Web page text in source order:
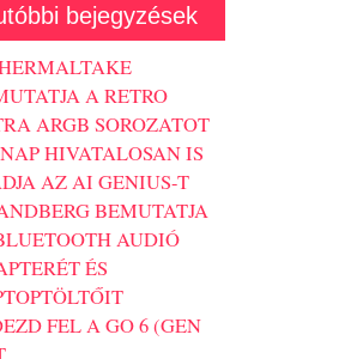
bejegyzések
A RETRO
ARGB SOROZATOT
HIVATALOSAN IS
AZ AI GENIUS-T
BEMUTATJA
AUDIÓ
ÉS
FEL A GO 6 (GEN